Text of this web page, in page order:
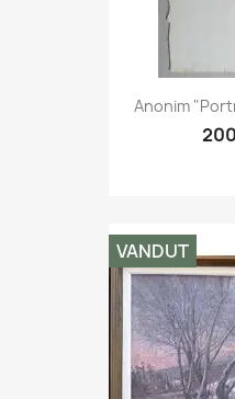
Anonim
VANDUT